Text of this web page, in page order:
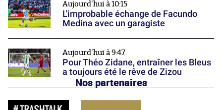
Aujourd'hui à 10:15
L'improbable échange de Facundo
Medina avec un garagiste
Aujourd'hui à 9:47
Pour Théo Zidane, entraîner les Bleus
a toujours été le rêve de Zizou
Nos partenaires